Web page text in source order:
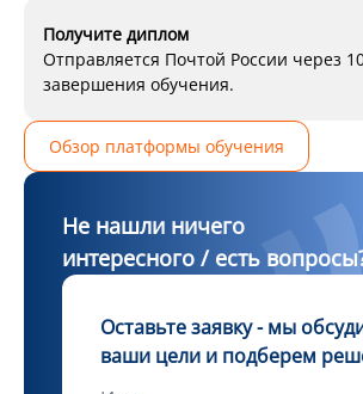
Получите диплом
Отправляется Почтой России через
завершения обучения.
Обзор платформы обучения
Не нашли ничего
интересного / есть
Оставьте заявку - мы
ваши цели и подберем